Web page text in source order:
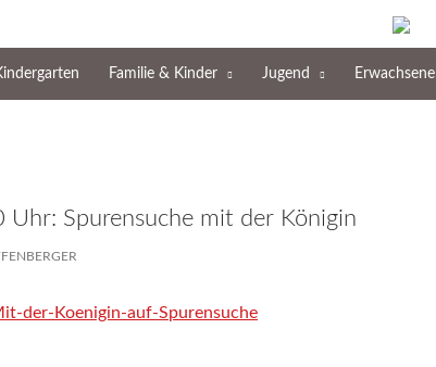
Bernard Poppenbüttel
Familie & Kinder Jugend Erwachsene
Spurensuche mit der Königin
der-Koenigin-auf-Spurensuche